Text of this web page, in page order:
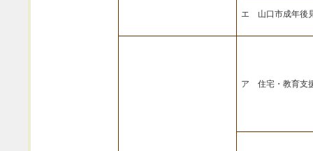
エ 山口市成年後
ア 住宅・教育支